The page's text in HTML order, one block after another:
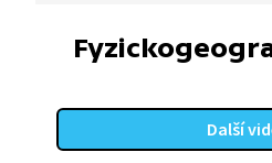
parku způsobil, ale i jaká
vegetaci.
Další